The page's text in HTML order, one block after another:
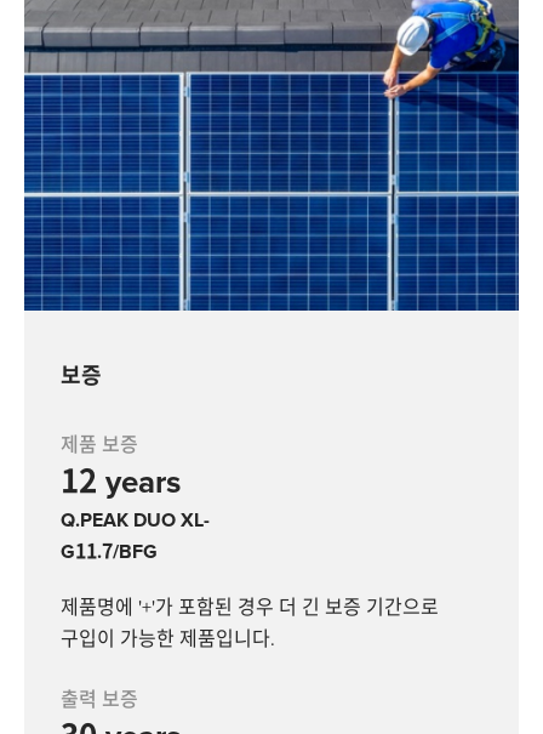
보증
제품 보증
12 years
Q.PEAK DUO XL-
G11.7/BFG
제품명에 '+'가 포함된 경우 더 긴 보증 기간으로
구입이 가능한 제품입니다.
출력 보증